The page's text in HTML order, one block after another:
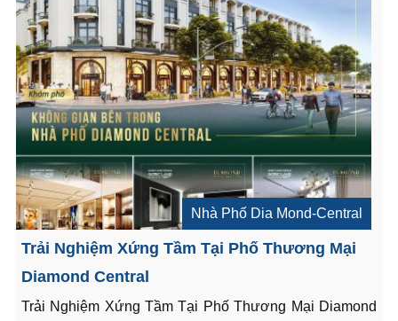
Nhà Phố Dia Mond-Central
Trải Nghiệm Xứng Tầm Tại Phố Thương Mại
Diamond Central
Trải Nghiệm Xứng Tầm Tại Phố Thương Mại Diamond